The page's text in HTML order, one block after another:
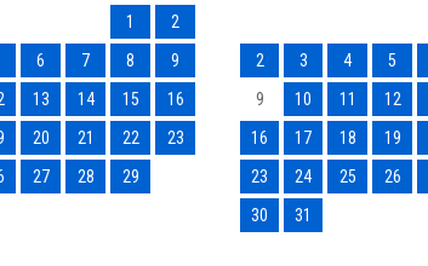
1
2
6 7 8
9
13 14 15
16
20 21 22
23
27 28 29
2
3 4 5
9
10 11 12
16
17 18 19
23
24 25 26
30
31